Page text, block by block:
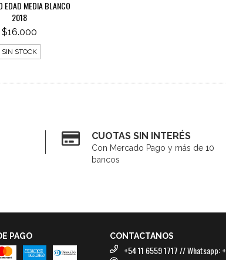
EDAD MEDIA BLANCO
2018
$16.000
SIN STOCK
CUOTAS SIN INTERÉS
Con Mercado Pago y más de 10
bancos
PAGO CONTACTANOS
+54 11 6559 1717 // Whatsapp: